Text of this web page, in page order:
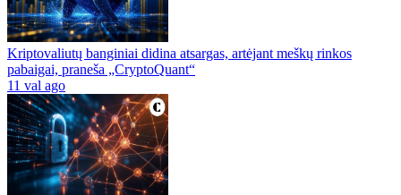
Kriptovaliutų banginiai didina atsargas, artėjant meškų rinkos
pabaigai, praneša „CryptoQuant“
11 val ago